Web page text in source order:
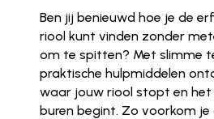
Ben jij benieuwd hoe je de
riool kunt vinden zonder
om te spitten? Met slimme
praktische hulpmiddelen
waar jouw riool stopt en het
buren begint. Zo voorkom je